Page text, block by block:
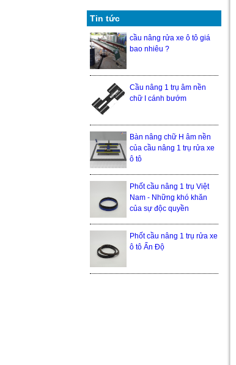
Tin tức
cầu nâng rửa xe ô tô giá
bao nhiêu ?
Cầu nâng 1 trụ âm nền
chữ I cánh bướm
Bàn nâng chữ H âm nền
của cầu nâng 1 trụ rửa xe
ô tô
Phốt cầu nâng 1 trụ Việt
Nam - Những khó khăn
của sự độc quyền
Phốt cầu nâng 1 trụ rửa xe
ô tô Ấn Độ